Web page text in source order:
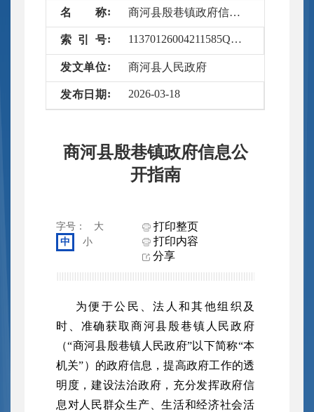
名 称 商河县殷巷镇政府信息公开指南
索 引 号 11370126004211585Q/2026-5232132
发文单位 商河县人民政府
发布 日 期 2026-03-18
商河县殷巷镇政府信息公
开指南
字号：
大
中
小
打印整页
打印内容
分享
为便于公民、法人和其他组织及
时、准确获取商河县殷巷镇人民政府
（“商河县殷巷镇人民政府”以下简称“本
机关”）的政府信息，提高政府工作的透
明度，建设法治政府，充分发挥政府信
息对人民群众生产、生活和经济社会活